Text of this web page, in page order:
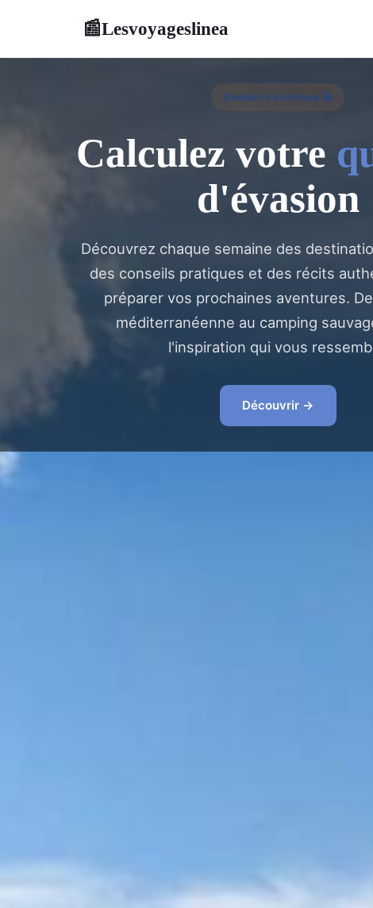
📰Lesvoyageslinea
Demain s'aventure 🚀
Calculez votre
d'évasion
Découvrez chaque semaine des
des conseils pratiques et des récits
préparer vos prochaines aventures.
méditerranéenne au camping
l'inspiration qui vous
Découvrir →